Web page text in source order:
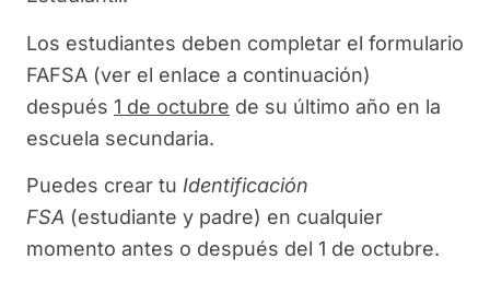
Los estudiantes deben completar el formulario
FAFSA (ver el enlace a continuación)
después 1 de octubre de su último año en la
escuela secundaria.
Puedes crear tu Identificación
FSA (estudiante y padre) en cualquier
momento antes o después del 1 de octubre.